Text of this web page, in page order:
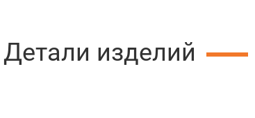
Детали изделий